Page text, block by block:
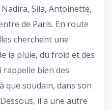
Sila, Antoinette,
de Paris. En route
cherchent une
la pluie, du froid et des
bien des
que soudain, dans son
il a une autre